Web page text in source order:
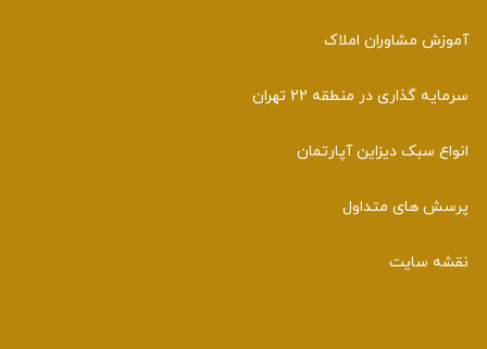
آموزش مشاوران املاک
سرمایه گذاری در منطقه 22 تهران
انواع سبک دیزاین آپارتمان
پرسش های متداول
نقشه سایت